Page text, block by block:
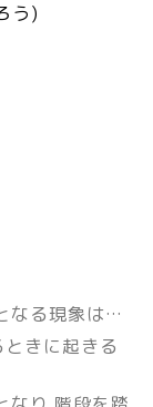
う)
なる現象は…
きに起きる